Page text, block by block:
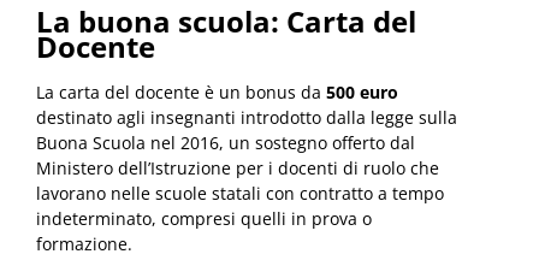
La buona scuola: Carta del
Docente
La carta del docente è un bonus da 500 euro
destinato agli insegnanti introdotto dalla legge sulla
Buona Scuola nel 2016, un sostegno offerto dal
Ministero dell’Istruzione per i docenti di ruolo che
lavorano nelle scuole statali con contratto a tempo
indeterminato, compresi quelli in prova o
formazione.